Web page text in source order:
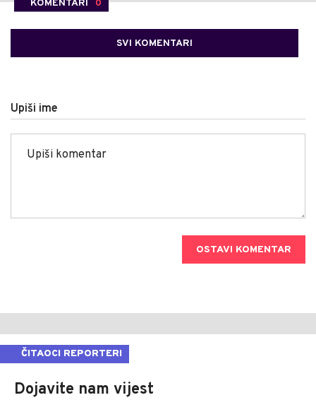
KOMENTARI 0
SVI KOMENTARI
Upiši ime
OSTAVI KOMENTAR
ČITAOCI REPORTERI
Dojavite nam vijest